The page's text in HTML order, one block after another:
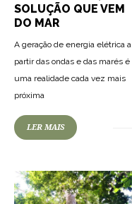
SOLUÇÃO QUE VEM
DO MAR
A geração de energia elétrica a
partir das ondas e das marés é
uma realidade cada vez mais
próxima
LER MAIS